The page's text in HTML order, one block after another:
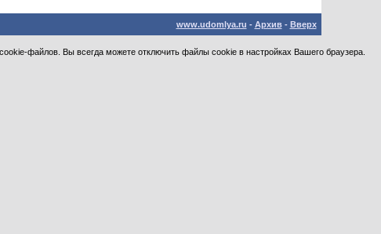
www.udomlya.ru - Архив- Вверх
файлов. Вы всегда можете отключить файлы cookie в настройках Вашего браузера.